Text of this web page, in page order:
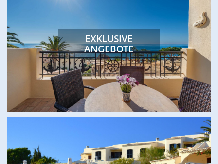
EXKLUSIVE
ANGEBOTE